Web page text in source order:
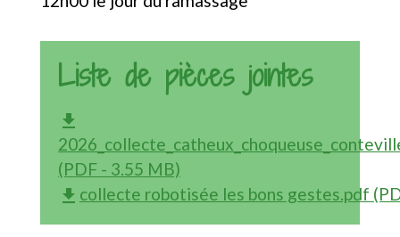
Liste de pièces jointes
file_download
(PDF - 3.55 MB)
file_download collecte robotisée les bons gestes.pdf